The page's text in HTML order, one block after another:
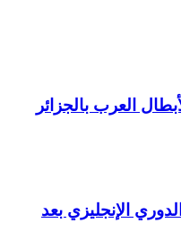
العرب بالجزائر
الإنجليزي بعد